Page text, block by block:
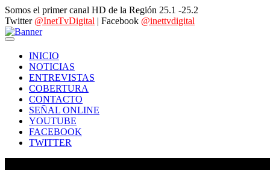
Somos el primer canal HD de la Región 25.1 -25.2
Twitter @InetTvDigital | Facebook @inettvdigital
INICIO
NOTICIAS
ENTREVISTAS
COBERTURA
CONTACTO
SEÑAL ONLINE
YOUTUBE
FACEBOOK
TWITTER